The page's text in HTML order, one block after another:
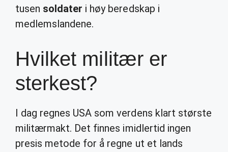
tusen soldater i høy beredskap i
medlemslandene.
Hvilket militær er
sterkest?
I dag regnes USA som verdens klart største
militærmakt. Det finnes imidlertid ingen
presis metode for å regne ut et lands